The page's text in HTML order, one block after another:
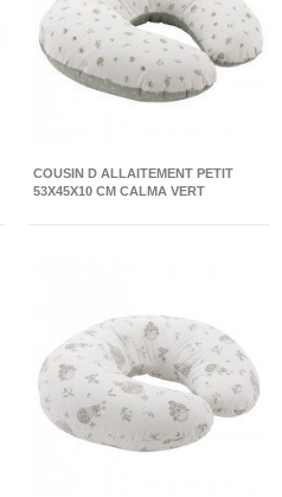
COUSIN D ALLAITEMENT PETIT
53X45X10 CM CALMA VERT